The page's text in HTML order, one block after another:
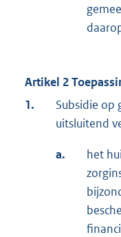
Artikel 2
1.
Subsidie op
uitsluitend
a.
het